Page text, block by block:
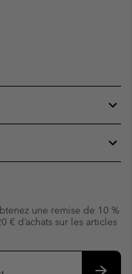
une remise de 10 %
€ d’achats sur les articles